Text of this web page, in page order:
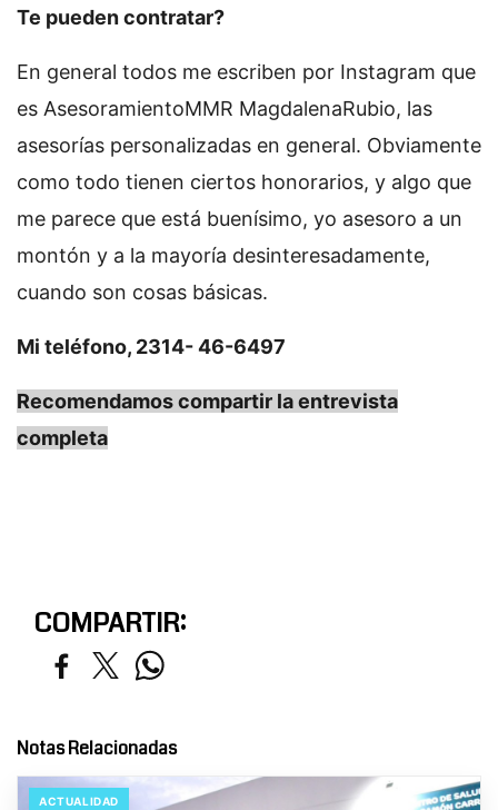
Te pueden contratar?
En general todos me escriben por Instagram que
es AsesoramientoMMR MagdalenaRubio, las
asesorías personalizadas en general. Obviamente
como todo tienen ciertos honorarios, y algo que
me parece que está buenísimo, yo asesoro a un
montón y a la mayoría desinteresadamente,
cuando son cosas básicas.
Mi teléfono, 2314- 46-6497
Recomendamos compartir la entrevista
completa
COMPARTIR:
Notas Relacionadas
ACTUALIDAD